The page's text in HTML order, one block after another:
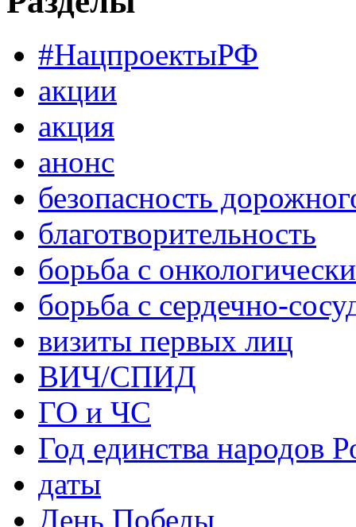
#НацпроектыРФ
акции
акция
анонс
безопасность
благотворительность
борьба с
борьба с сердечно-
визиты первых лиц
ВИЧ/СПИД
ГО и ЧС
Год единства народов
даты
День Победы